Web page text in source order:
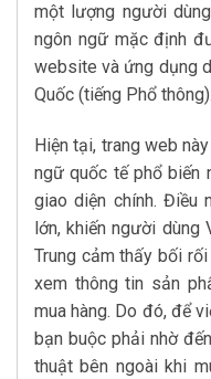
một lượng người
ngôn ngữ mặc định
website và ứng dụng
Quốc (tiếng Phổ thông).
Hiện tại, trang web
ngữ quốc tế phổ biến
giao diện chính. Điều
lớn, khiến người dùng
Trung cảm thấy bối
xem thông tin sản
mua hàng. Do đó, để
bạn buộc phải nhờ
thuật bên ngoài khi